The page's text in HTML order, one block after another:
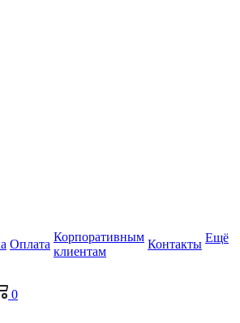
Оплата
Корпоративным
клиентам
Контакты Ещё
0